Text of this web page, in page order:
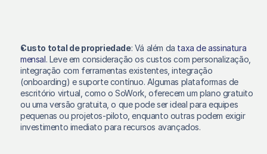
Custo total de propriedade: Vá além da taxa de assinatura
mensal. Leve em consideração os custos com personalização,
integração com ferramentas existentes, integração
(onboarding) e suporte contínuo. Algumas plataformas de
escritório virtual, como o SoWork, oferecem um plano gratuito
ou uma versão gratuita, o que pode ser ideal para equipes
pequenas ou projetos-piloto, enquanto outras podem exigir
investimento imediato para recursos avançados.